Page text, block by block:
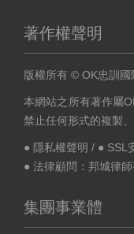
著作權聲明
版權所有 © OK忠訓國
本網站之所有著作屬
禁止任何形式的複製
● 隱私權聲明 / ● SSL
● 法律顧問：邦城律
集團事業體